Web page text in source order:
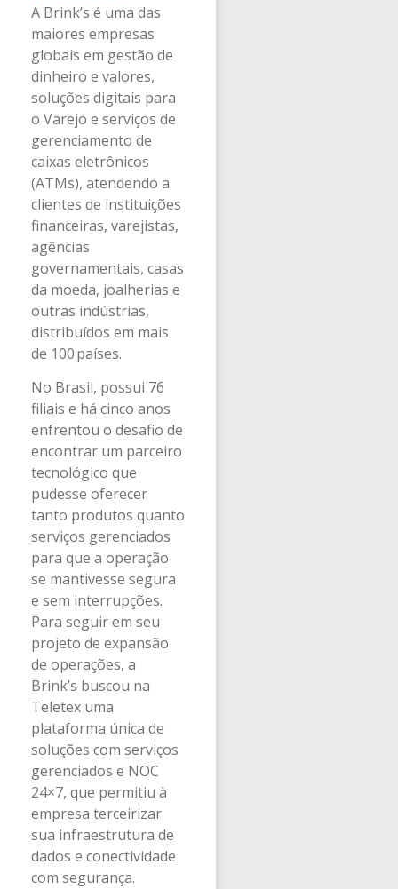
A Brink’s é uma das
maiores empresas
globais em gestão de
dinheiro e valores,
soluções digitais para
o Varejo e serviços de
gerenciamento de
caixas eletrônicos
(ATMs), atendendo a
clientes de instituições
financeiras, varejistas,
agências
governamentais, casas
da moeda, joalherias e
outras indústrias,
distribuídos em mais
de 100 países.
No Brasil, possui 76
filiais e há cinco anos
enfrentou o desafio de
encontrar um parceiro
tecnológico que
pudesse oferecer
tanto produtos quanto
serviços gerenciados
para que a operação
se mantivesse segura
e sem interrupções.
Para seguir em seu
projeto de expansão
de operações, a
Brink’s buscou na
Teletex uma
plataforma única de
soluções com serviços
gerenciados e NOC
24×7, que permitiu à
empresa terceirizar
sua infraestrutura de
dados e conectividade
com segurança.